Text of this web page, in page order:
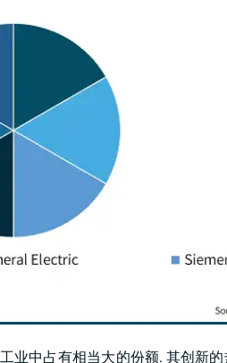
业中占有相当大的份额. 其创新